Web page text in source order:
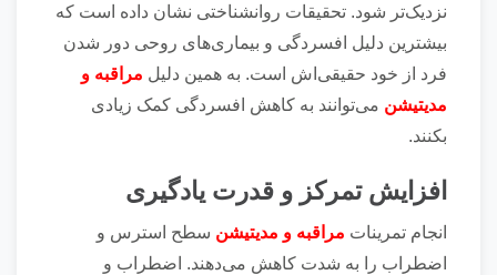
نزدیک‌تر شود. تحقیقات روانشناختی نشان داده است که
بیشترین دلیل افسردگی و بیماری‌های روحی دور شدن
فرد از خود حقیقی‌اش است. به همین دلیل مراقبه و
مدیتیشن می‌توانند به کاهش افسردگی کمک زیادی
بکنند.
افزایش تمرکز و قدرت یادگیری
انجام تمرینات مراقبه و مدیتیشن سطح استرس و
اضطراب را به شدت کاهش می‌دهند. اضطراب و